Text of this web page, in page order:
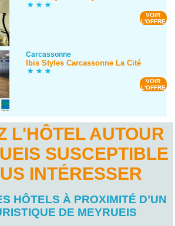
VOIR
L'OFFRE
Carcassonne
Ibis Styles Carcassonne La Cité
VOIR
L'OFFRE
L'HÔTEL AUTOUR
SUSCEPTIBLE
INTÉRESSER
HÔTELS À PROXIMITÉ D’UN
DE MEYRUEIS